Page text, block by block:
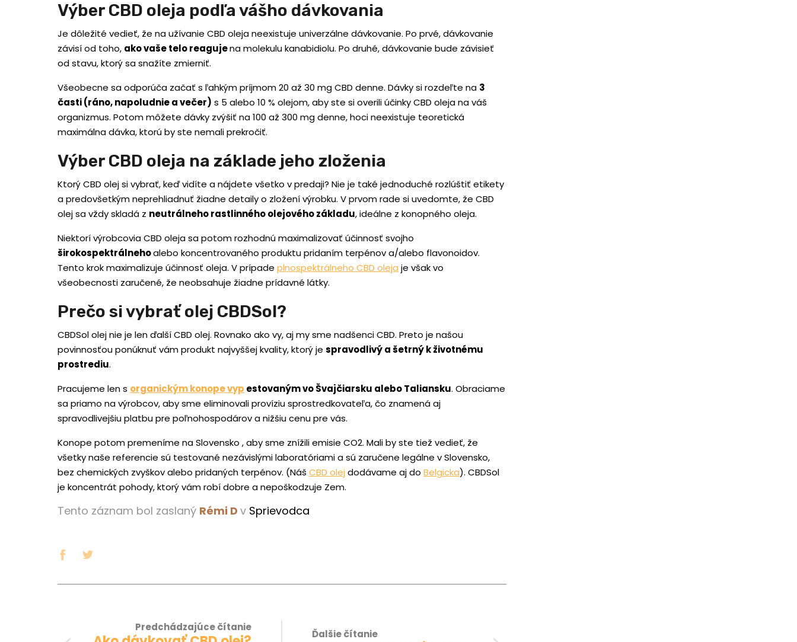
Výber CBD oleja podľa vášho dávkovania
Je dôležité vedieť, že na užívanie CBD oleja neexistuje univerzálne dávkovanie. Po prvé, dávkovanie
závisí od toho, ako vaše telo reagujena molekulu kanabidiolu. Po druhé, dávkovanie bude závisieť
od stavu, ktorý sa snažíte zmierniť.
Všeobecne sa odporúča začať s ľahkým príjmom 20 až 30 mg CBD denne. Dávky si rozdeľte na 3
časti (ráno, napoludnie a večer) s 5 alebo 10 % olejom, aby ste si overili účinky CBD oleja na váš
organizmus. Potom môžete dávky zvýšiť na 100 až 300 mg denne, hoci neexistuje teoretická
maximálna dávka, ktorú by ste nemali prekročiť.
Výber CBD oleja na základe jeho zloženia
Ktorý CBD olej si vybrať, keď vidíte a nájdete všetko v predaji? Nie je také jednoduché rozlúštiť etikety
a predovšetkým neprehliadnuť žiadne detaily o zložení výrobku. V prvom rade si uvedomte, že CBD
olej sa vždy skladá z neutrálneho rastlinného olejového základu, ideálne z konopného oleja.
Niektorí výrobcovia CBD oleja sa potom rozhodnú maximalizovať účinnosť svojho
širokospektrálnehoalebo koncentrovaného produktu pridaním terpénov a/alebo flavonoidov.
Tento krok maximalizuje účinnosť oleja. V prípade plnospektrálneho CBD oleja je však vo
všeobecnosti zaručené, že neobsahuje žiadne prídavné látky.
Prečo si vybrať olej CBDSol?
CBDSol olej nie je len ďalší CBD olej. Rovnako ako vy, aj my sme nadšenci CBD. Preto je našou
povinnosťou ponúknuť vám produkt najvyššej kvality, ktorý je spravodlivý a šetrný k životnému
prostrediu.
Pracujeme len s organickým konope vyp estovaným vo Švajčiarsku alebo Taliansku. Obraciame
sa priamo na výrobcov, aby sme eliminovali províziu sprostredkovateľa, čo znamená aj
spravodlivejšiu platbu pre poľnohospodárov a nižšiu cenu pre vás.
Konope potom premeníme na Slovensko , aby sme znížili emisie CO2. Mali by ste tiež vedieť, že
všetky naše referencie sú testované nezávislými laboratóriami a sú zaručene legálne v Slovensko,
bez chemických zvyškov alebo pridaných terpénov. (Náš CBD olej dodávame aj do Belgicka). CBDSol
je koncentrát pohody, ktorý vám robí dobre a nepoškodzuje Zem.
Tento záznam bol zaslaný Rémi D v Sprievodca
Predchádzajúce čítanie
Ďalšie čítanie